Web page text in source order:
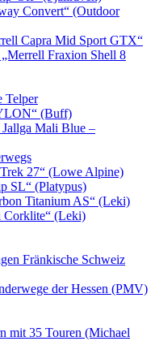
Convert“ (Outdoor
Capra Mid Sport GTX“
Fraxion Shell 8
Telper
(Buff)
Mali Blue –
27“ (Lowe Alpine)
SL“ (Platypus)
Titanium AS“ (Leki)
Corklite“ (Leki)
Fränkische Schweiz
der Hessen (PMV)
mit 35 Touren (Michael